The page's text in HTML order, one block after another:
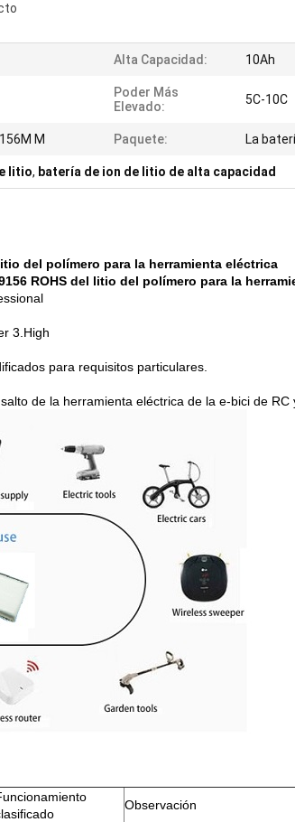
Alta Capacidad: 10Ah
Poder Más
Elevado:
5C-10C
M Paquete: La
litio, batería de ion de litio de alta capacidad
del polímero para la herramienta eléctrica
ROHS del litio del polímero para la
3.High
para requisitos particulares.
de la herramienta eléctrica de la e-bici de RC
Observación